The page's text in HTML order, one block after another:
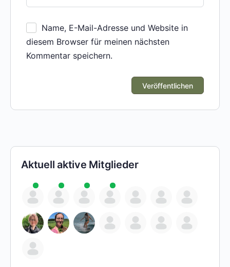
Name, E-Mail-Adresse und Website in
diesem Browser für meinen nächsten
Kommentar speichern.
Aktuell aktive Mitglieder